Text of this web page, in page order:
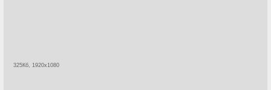
325Кб, 1920x1080